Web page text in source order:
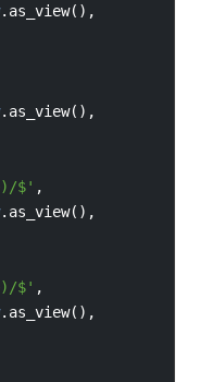
. as_view(),
. as_view(),
$' ,
. as_view(),
$' ,
. as_view(),